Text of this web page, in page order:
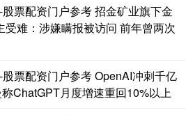
+12.30 +0.17%
票配资门户参考 招金矿业旗下金
难：涉嫌瞒报被访问 前年曾两次
票配资门户参考 OpenAI冲刺千亿
ChatGPT月度增速重回10%以上